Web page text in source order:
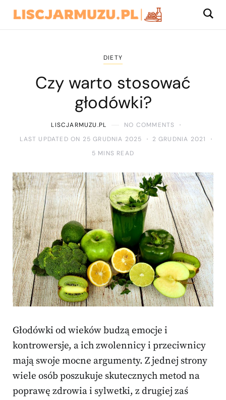
DIETY
Czy warto stosować
głodówki?
LISCJARMUZU.PL
NO COMMENTS
LAST UPDATED ON 25 GRUDNIA 2025
2 GRUDNIA 2021
5 MINS READ
Głodówki od wieków budzą emocje i
kontrowersje, a ich zwolennicy i przeciwnicy
mają swoje mocne argumenty. Z jednej strony
wiele osób poszukuje skutecznych metod na
poprawę zdrowia i sylwetki, z drugiej zaś